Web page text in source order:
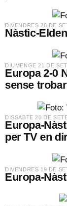
​DIVENDRES 26 DE
Nàstic-
​DIUMENGE 21 DE
Europa 2-0
sense
​DISSABTE 20 DE
Europa-
per TV en
​DIVENDRES 19 DE
Europa-